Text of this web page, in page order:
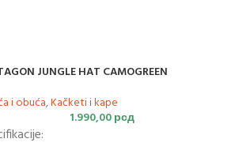
JUNGLE HAT CAMOGREEN
i obuća,Kačketi i kape
1.990,00рсд